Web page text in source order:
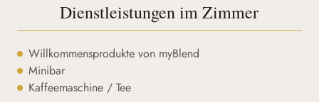
Dienstleistungen im Zimmer
Willkommensprodukte von myBlend
Minibar
Kaffeemaschine / Tee